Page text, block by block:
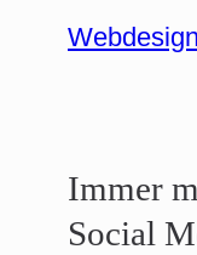
Webdesign
Immer
Social